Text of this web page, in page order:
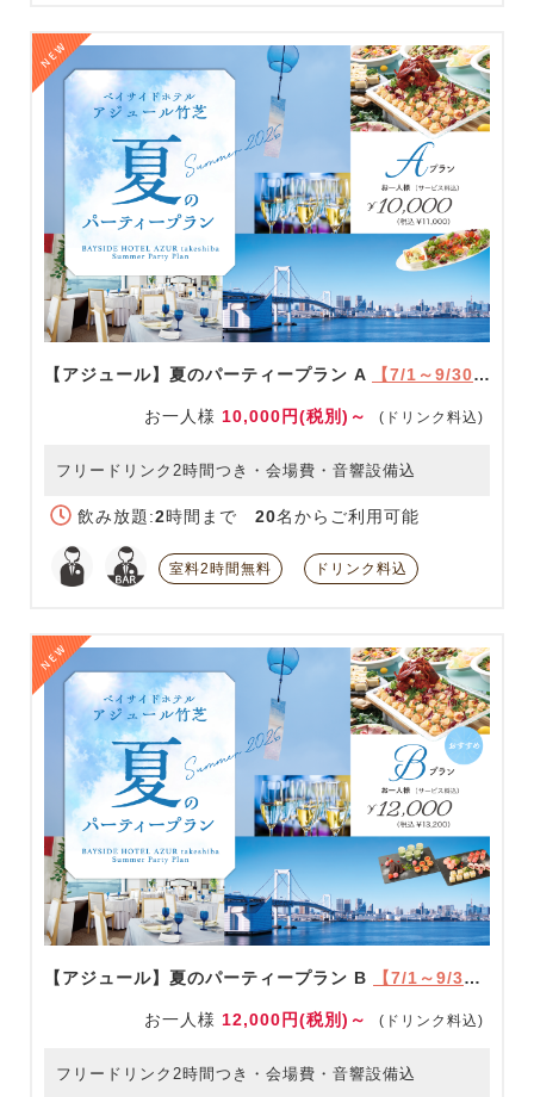
【アジュール】夏のパーティープラン A 【7/1～9/30限定】
お一人様 10,000円(税別)～ (ドリンク料込)
フリードリンク2時間つき・会場費・音響設備込
飲み放題:2時間まで 20名からご利用可能
室料2時間無料 ドリンク料込
【アジュール】夏のパーティープラン B 【7/1～9/30限定】
お一人様 12,000円(税別)～ (ドリンク料込)
フリードリンク2時間つき・会場費・音響設備込